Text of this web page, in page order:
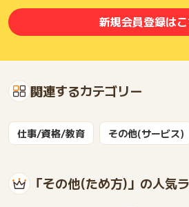
新規会員登録は
関連するカテゴリー
仕事/資格/教育 その他(サービス)
「その他(ため方)」の人気